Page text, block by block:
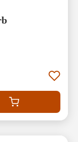
von 5 Sternen